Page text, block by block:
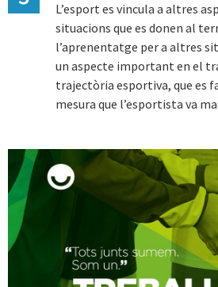
L’esport es vincula a altres
situacions que es donen al
l’aprenentatge per a altres
un aspecte important en el
trajectòria esportiva, que es
mesura que l’esportista va